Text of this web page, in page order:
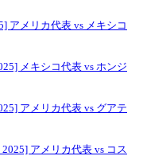
アメリカ代表 vs メキシコ
メキシコ代表 vs ホンジ
アメリカ代表 vs グアテ
アメリカ代表 vs コス